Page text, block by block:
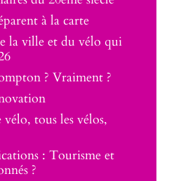
à la carte
la ville et du vélo qui
? Vraiment ?
tous les vélos,
: Tourisme et
?